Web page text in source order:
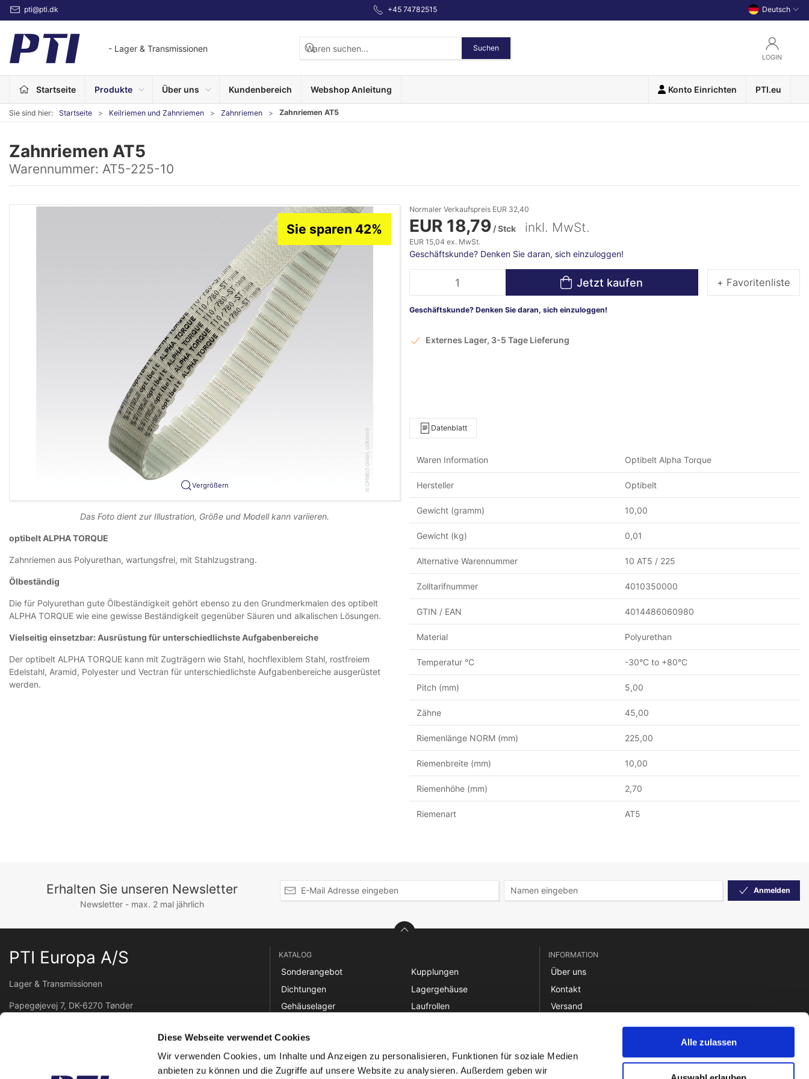
Diese Webseite verwendet Cookies
Wir verwenden Cookies, um Inhalte und Anzeigen zu personalisieren, Funktionen für soziale Medien
anbieten zu können und die Zugriffe auf unsere Website zu analysieren. Außerdem geben wir
Alle zulassen
pti@pti.dk +45 74782515 Deutsch
- Lager & Transmissionen Suchen
LOGIN
Startseite Produkte Über uns Kundenbereich Webshop Anleitung Konto Einrichten PTI.eu
Sie sind hier: Startseite Keilriemen und Zahnriemen Zahnriemen Zahnriemen AT5
Zahnriemen AT5
Warennummer: AT5-225-10
Vergrößern
Sie sparen 42%
Das Foto dient zur Illustration, Größe und Modell kann variieren.
optibelt ALPHA TORQUE
Zahnriemen aus Polyurethan, wartungsfrei, mit Stahlzugstrang.
Ölbeständig
Die für Polyurethan gute Ölbeständigkeit gehört ebenso zu den Grundmerkmalen des optibelt
ALPHA TORQUE wie eine gewisse Beständigkeit gegenüber Säuren und alkalischen Lösungen.
Vielseitig einsetzbar: Ausrüstung für unterschiedlichste Aufgabenbereiche
Der optibelt ALPHA TORQUE kann mit Zugträgern wie Stahl, hochflexiblem Stahl, rostfreiem
Edelstahl, Aramid, Polyester und Vectran für unterschiedlichste Aufgabenbereiche ausgerüstet
werden.
Normaler Verkaufspreis EUR 32,40
EUR 18,79/ Stck inkl. MwSt.
EUR 15,04 ex. MwSt.
Geschäftskunde? Denken Sie daran, sich einzuloggen!
Jetzt kaufen
Geschäftskunde? Denken Sie daran, sich einzuloggen!
+ Favoritenliste
Externes Lager, 3-5 Tage Lieferung
Datenblatt
Waren Information Optibelt Alpha Torque
Hersteller Optibelt
Gewicht (gramm) 10,00
Gewicht (kg) 0,01
Alternative Warennummer 10 AT5 / 225
Zolltarifnummer 4010350000
GTIN / EAN 4014486060980
Material Polyurethan
Temperatur °C -30°C to +80°C
Pitch (mm) 5,00
Zähne 45,00
Riemenlänge NORM (mm) 225,00
Riemenbreite (mm) 10,00
Riemenhöhe (mm) 2,70
Riemenart AT5
Erhalten Sie unseren Newsletter
Newsletter - max. 2 mal jährlich
Anmelden
PTI Europa A/S
Lager & Transmissionen
Papegøjevej 7, DK-6270 Tønder
KATALOG
Sonderangebot
Dichtungen
Gehäuselager
Gleitbuchsen
Keilriemen und Zahnriemen
Ketten
Kupplungen
Lagergehäuse
Laufrollen
Riemenscheiben
Rücklaufsperren
INFORMATION
Über uns
Kontakt
Versand
Verkaufsbedingungen